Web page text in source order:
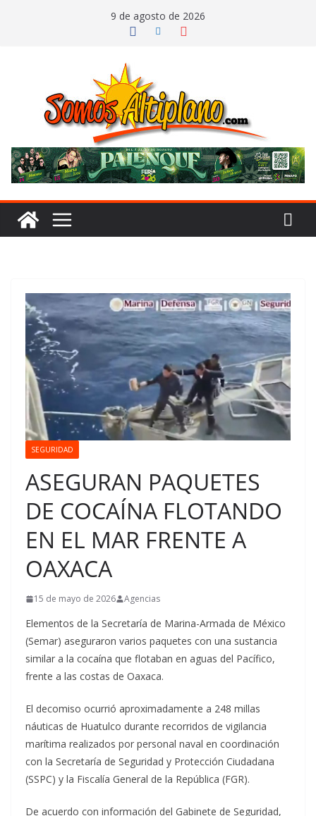
9 de agosto de 2026
SEGURIDAD
ASEGURAN PAQUETES
DE COCAÍNA FLOTANDO
EN EL MAR FRENTE A
OAXACA
15 de mayo de 2026 Agencias
Elementos de la Secretaría de Marina-Armada de México
(Semar) aseguraron varios paquetes con una sustancia
similar a la cocaína que flotaban en aguas del Pacífico,
frente a las costas de Oaxaca.
El decomiso ocurrió aproximadamente a 248 millas
náuticas de Huatulco durante recorridos de vigilancia
marítima realizados por personal naval en coordinación
con la Secretaría de Seguridad y Protección Ciudadana
(SSPC) y la Fiscalía General de la República (FGR).
De acuerdo con información del Gabinete de Seguridad,